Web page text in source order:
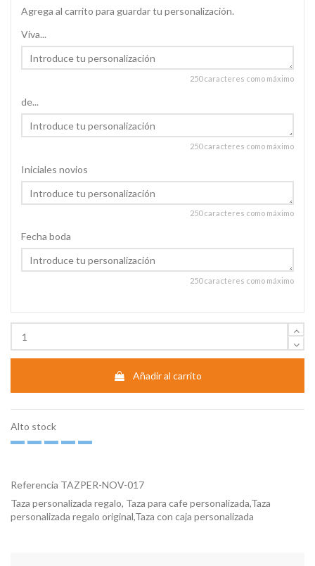
Agrega al carrito para guardar tu personalización.
Viva...
250 caracteres como máximo
de...
250 caracteres como máximo
Iniciales novios
250 caracteres como máximo
Fecha boda
250 caracteres como máximo
Añadir al carrito
Alto stock
Referencia TAZPER-NOV-017
Taza personalizada regalo, Taza para cafe personalizada,Taza
personalizada regalo original,Taza con caja personalizada